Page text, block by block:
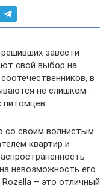
завести
свой выбор на
в
не слишком-
питомцев.
со своим волнистым
квартир и
невозможность его
– это отличный